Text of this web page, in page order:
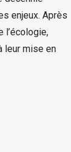
enjeux. Après
l’écologie,
leur mise en